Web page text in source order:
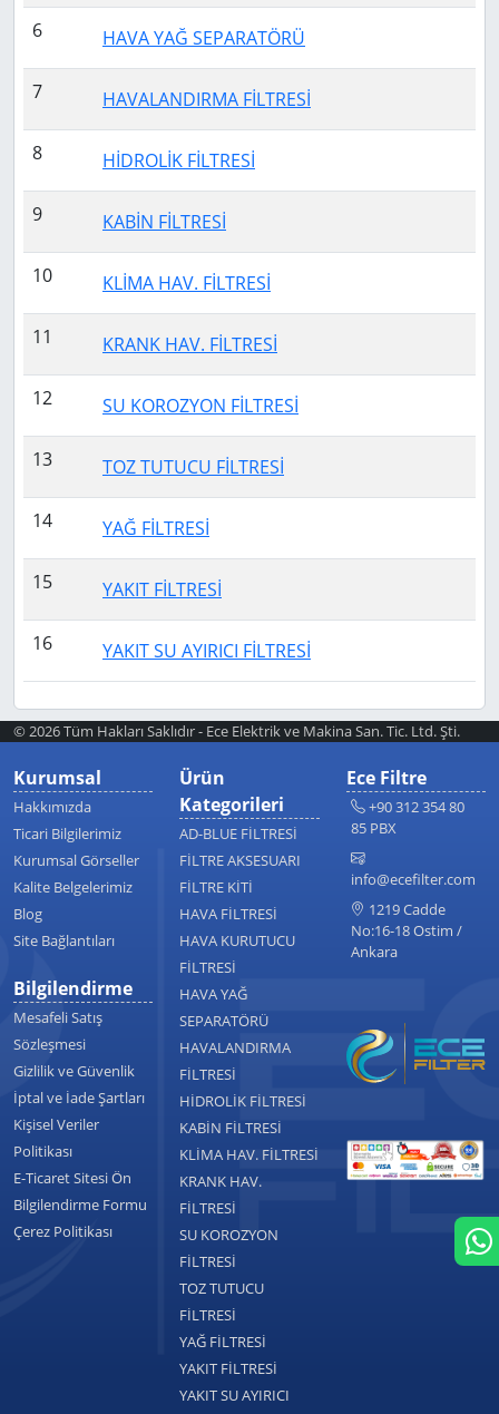
6 HAVA YAĞ SEPARATÖRÜ
7 HAVALANDIRMA FİLTRESİ
8 HİDROLİK FİLTRESİ
9 KABİN FİLTRESİ
10 KLİMA HAV. FİLTRESİ
11 KRANK HAV. FİLTRESİ
12 SU KOROZYON FİLTRESİ
13 TOZ TUTUCU FİLTRESİ
14 YAĞ FİLTRESİ
15 YAKIT FİLTRESİ
16 YAKIT SU AYIRICI FİLTRESİ
© 2026 Tüm Hakları Saklıdır - Ece Elektrik ve Makina San. Tic. Ltd. Şti.
Kurumsal
Hakkımızda
Ticari Bilgilerimiz
Kurumsal Görseller
Kalite Belgelerimiz
Blog
Site Bağlantıları
Bilgilendirme
Mesafeli Satış
Sözleşmesi
Gizlilik ve Güvenlik
İptal ve İade Şartları
Kişisel Veriler
Politikası
E-Ticaret Sitesi Ön
Bilgilendirme Formu
Çerez Politikası
Ürün
Kategorileri
AD-BLUE FİLTRESİ
FİLTRE AKSESUARI
FİLTRE KİTİ
HAVA FİLTRESİ
HAVA KURUTUCU
FİLTRESİ
HAVA YAĞ
SEPARATÖRÜ
HAVALANDIRMA
FİLTRESİ
HİDROLİK FİLTRESİ
KABİN FİLTRESİ
KLİMA HAV. FİLTRESİ
KRANK HAV.
FİLTRESİ
SU KOROZYON
FİLTRESİ
TOZ TUTUCU
FİLTRESİ
YAĞ FİLTRESİ
YAKIT FİLTRESİ
YAKIT SU AYIRICI
Ece Filtre
+90 312 354 80
85 PBX
info@ecefilter.com
1219 Cadde
No:16-18 Ostim /
Ankara